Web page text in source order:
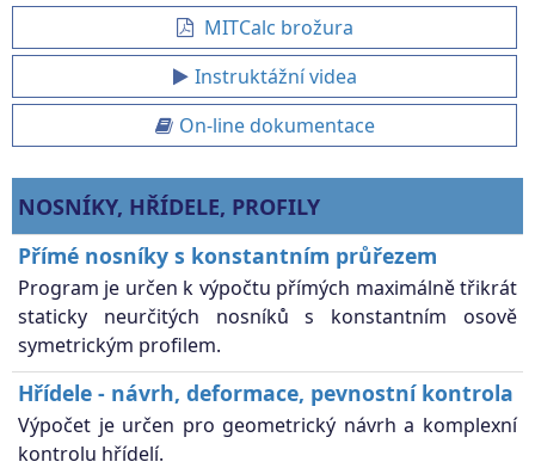
MITCalc brožura
Instruktážní videa
On-line dokumentace
NOSNÍKY, HŘÍDELE, PROFILY
Přímé nosníky s konstantním průřezem
Program je určen k výpočtu přímých maximálně třikrát
staticky neurčitých nosníků s konstantním osově
symetrickým profilem.
Hřídele - návrh, deformace, pevnostní kontrola
Výpočet je určen pro geometrický návrh a komplexní
kontrolu hřídelí.